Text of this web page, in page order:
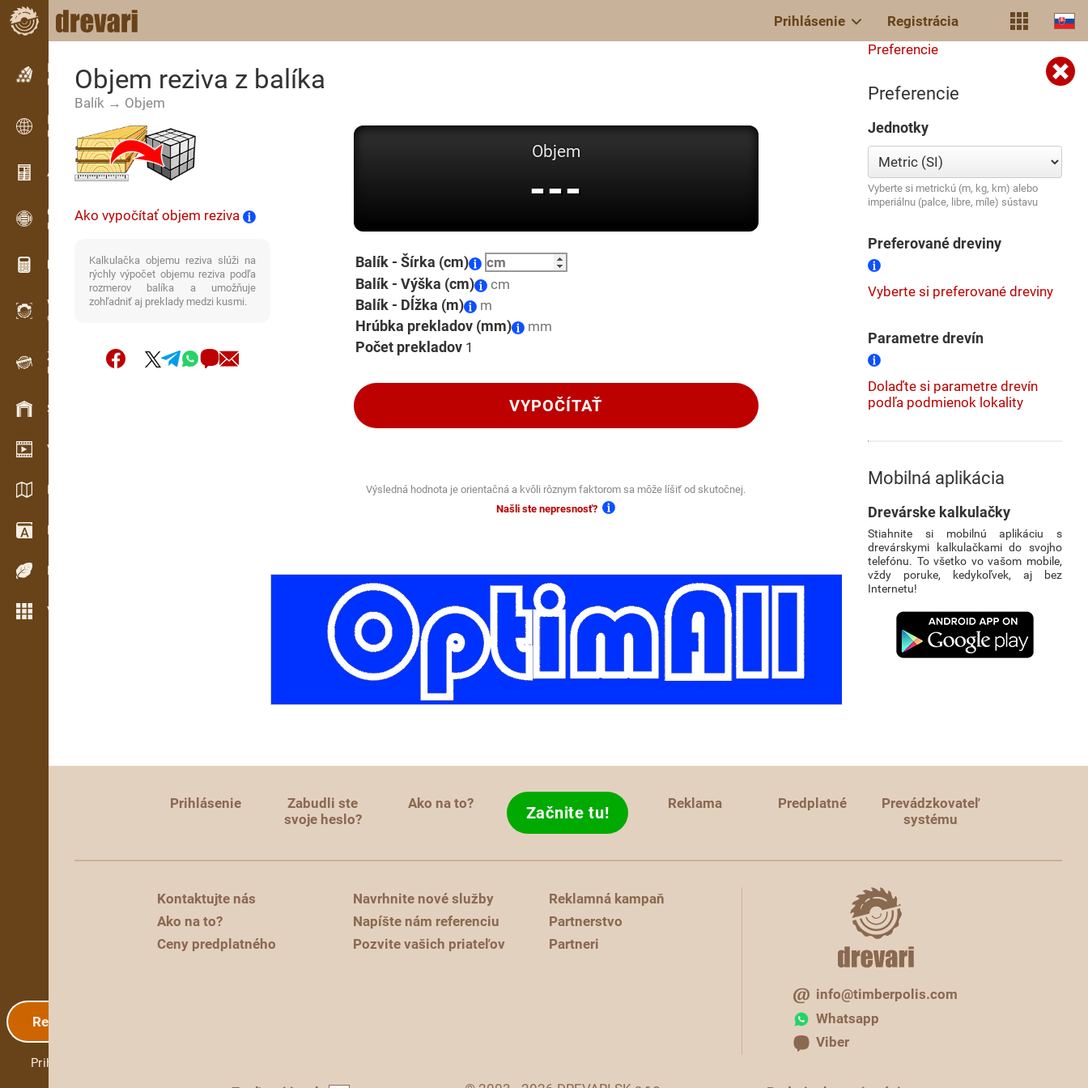
Prihlásenie Registrácia
Inzercia
Riadková inzercia
Inzercia
Medzinárodná inzercia
Aktuality / Články
OPTI-TIMB
Porezové schémy
Drevárske kalkulačky
WoodProfi
Objem dreva s AI
Záznamník
Evidencia dreva v teréne
Skladové hospodárstvo
Video showroom
Katalógy / Brožúry
Drevársky slovník
Dreviny
Viac možností
Registrácia
Prihlásenie
Objem reziva z balíka
Balík → Objem
Ako vypočítať objem reziva
Kalkulačka objemu reziva slúži na
rýchly výpočet objemu reziva podľa
rozmerov balíka a umožňuje
zohľadniť aj preklady medzi kusmi.
Objem
---
Balík - Šírka (cm)
Balík - Výška (cm)
Balík - Dĺžka (m)
Hrúbka prekladov (mm)
Počet prekladov
VYPOČÍTAŤ
Výsledná hodnota je orientačná a kvôli rôznym faktorom sa môže líšiť od skutočnej.
Našli ste nepresnosť?
Preferencie
Preferencie
Jednotky
Vyberte si metrickú (m, kg, km) alebo
imperiálnu (palce, libre, míle) sústavu
Preferované dreviny
Vyberte si preferované dreviny
Parametre drevín
Dolaďte si parametre drevín
podľa podmienok lokality
Mobilná aplikácia
Drevárske kalkulačky
Stiahnite si mobilnú aplikáciu s
drevárskymi kalkulačkami do svojho
telefónu. To všetko vo vašom mobile,
vždy poruke, kedykoľvek, aj bez
Internetu!
Prihlásenie
Zabudli ste
svoje heslo?
Ako na to? Začnite tu! Reklama Predplatné
Prevádzkovateľ
systému
Kontaktujte nás
Ako na to?
Ceny predplatného
Navrhnite nové služby
Napíšte nám referenciu
Pozvite vašich priateľov
Reklamná kampaň
Partnerstvo
Partneri
info@timberpolis.com
Whatsapp
Viber